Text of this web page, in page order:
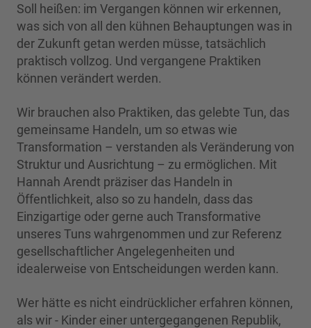
Soll heißen: im Vergangen können wir erkennen,
was sich von all den kühnen Behauptungen was in
der Zukunft getan werden müsse, tatsächlich
praktisch vollzog. Und vergangene Praktiken
können verändert werden.
Wir brauchen also Praktiken, das gelebte Tun, das
gemeinsame Handeln, um so etwas wie
Transformation – verstanden als Veränderung von
Struktur und Ausrichtung – zu ermöglichen. Mit
Hannah Arendt präziser das Handeln in
Öffentlichkeit, also so zu handeln, dass das
Einzigartige oder gerne auch Transformative
unseres Tuns wahrgenommen und zur Referenz
gesellschaftlicher Angelegenheiten und
idealerweise von Entscheidungen werden kann.
Wer hätte es nicht eindrücklicher erfahren können,
als wir - Kinder einer untergegangenen Republik,